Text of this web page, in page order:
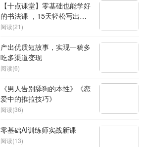
【十点课堂】零基础也能学好
的书法课 ，15天轻松写出漂
亮人生
阅读(21)
产出优质短故事，实现一稿多
吃多渠道变现
阅读(6)
《男人告别舔狗的本性》《恋
爱中的推拉技巧》
阅读(36)
零基础AI训练师实战新课
阅读(13)